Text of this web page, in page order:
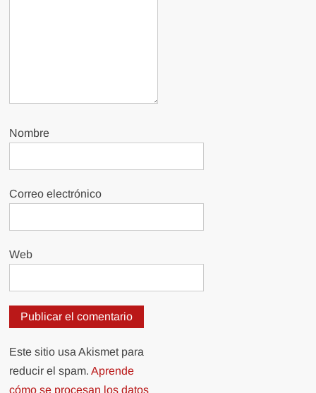
Nombre
Correo electrónico
Web
Este sitio usa Akismet para
reducir el spam.Aprende
cómo se procesan los datos